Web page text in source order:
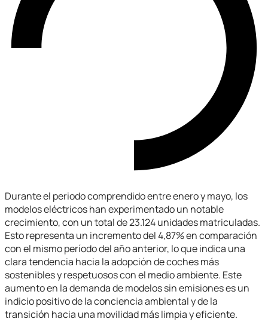
Durante el periodo comprendido entre enero y mayo, los
modelos eléctricos han experimentado un notable
crecimiento, con un total de 23.124 unidades matriculadas.
Esto representa un incremento del 4,87% en comparación
con el mismo período del año anterior, lo que indica una
clara tendencia hacia la adopción de coches más
sostenibles y respetuosos con el medio ambiente. Este
aumento en la demanda de modelos sin emisiones es un
indicio positivo de la conciencia ambiental y de la
transición hacia una movilidad más limpia y eficiente.